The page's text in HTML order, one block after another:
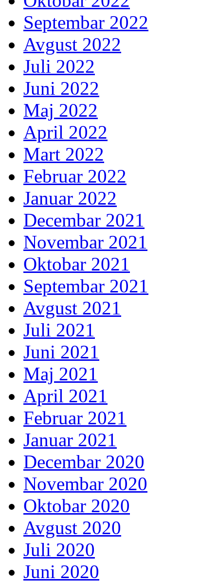
Septembar 2022
Avgust 2022
Juli 2022
Juni 2022
Maj 2022
April 2022
Mart 2022
Februar 2022
Januar 2022
Decembar 2021
Novembar 2021
Oktobar 2021
Septembar 2021
Avgust 2021
Juli 2021
Juni 2021
Maj 2021
April 2021
Februar 2021
Januar 2021
Decembar 2020
Novembar 2020
Oktobar 2020
Avgust 2020
Juli 2020
Juni 2020